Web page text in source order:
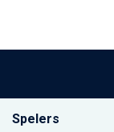
Spelers